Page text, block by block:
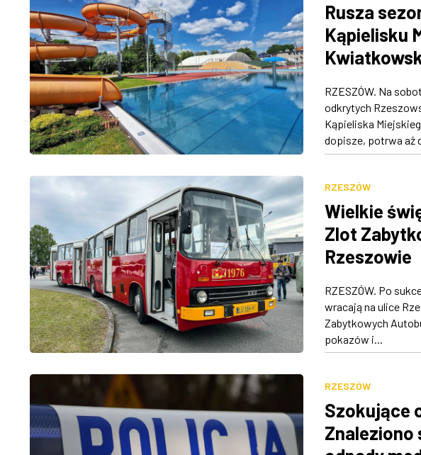
Rusza
Kąpielisku
RZESZÓW. Na
odkrytych
Kąpieliska
dopisze, potrwa aż
RZESZÓW
Wielkie
Zlot
Rzeszowie
RZESZÓW. Po
wracają na ulice
Zabytkowych
pokazów i...
RZESZÓW
Szokujące
Znaleziono